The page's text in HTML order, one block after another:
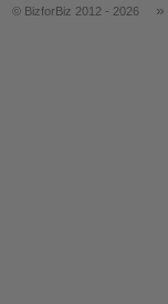
© BizforBiz 2012 - 2026 »